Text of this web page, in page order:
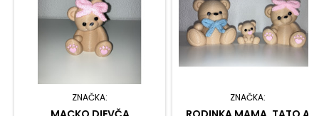
ZNAČKA: ZNAČKA: